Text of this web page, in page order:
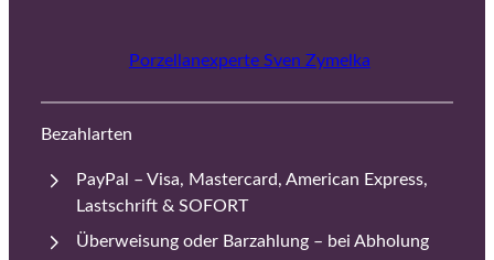
Porzellanexperte Sven Zymelka
Bezahlarten
PayPal – Visa, Mastercard, American Express,
Lastschrift & SOFORT
Überweisung oder Barzahlung – bei Abholung